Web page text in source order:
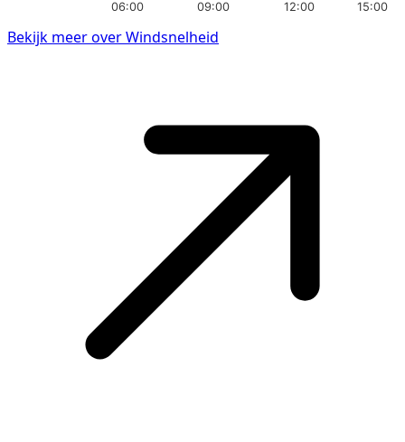
06:00 09:00 12:00 15:00
Bekijk meer over Windsnelheid